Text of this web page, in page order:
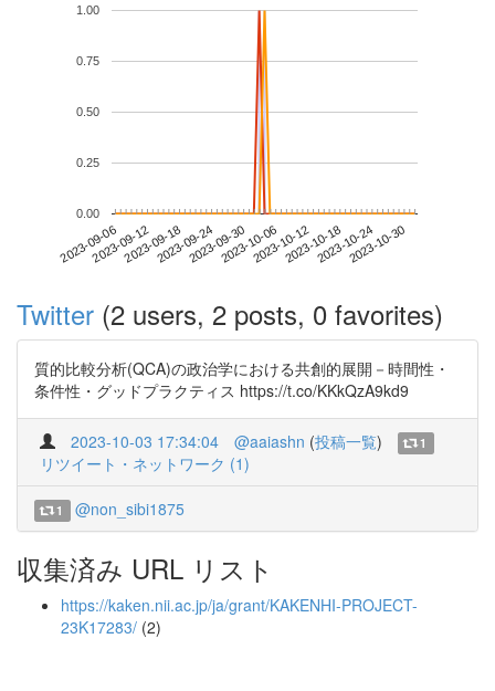
2023-09-062023-09-122023-09-182023-09-242023-09-302023-10-062023-10-122023-10-182023-10-242023-10-30
0.00
0.25
0.50
0.75
1.00
Twitter (2 users, 2 posts, 0 favorites)
質的比較分析(QCA)の政治学における共創的展開－時間性・
条件性・グッドプラクティス https://t.co/KKkQzA9kd9
2023-10-03 17:34:04 @aaiashn (投稿一覧) 1
リツイート・ネットワーク (1)
1 @non_sibi1875
収集済み URL リスト
https://kaken.nii.ac.jp/ja/grant/KAKENHI-PROJECT-
23K17283/ (2)